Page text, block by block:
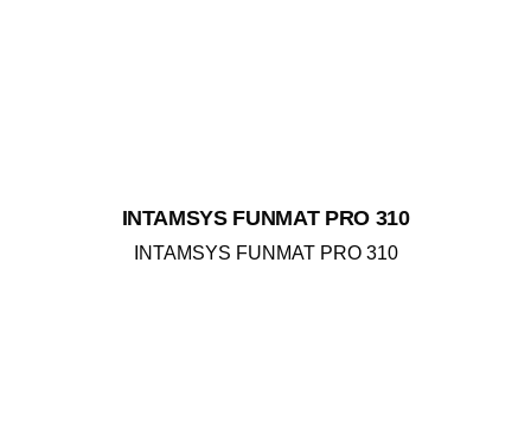
INTAMSYS FUNMAT PRO 310
INTAMSYS FUNMAT PRO 310